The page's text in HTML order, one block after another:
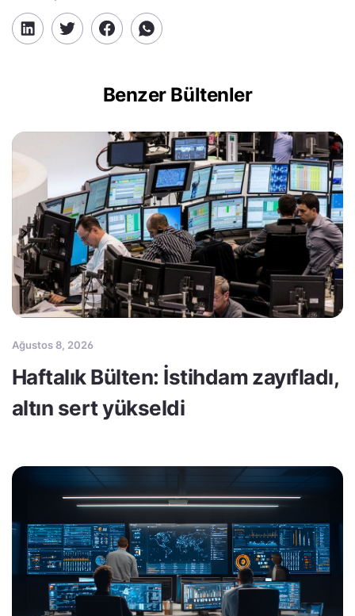
Benzer Bültenler
Ağustos 8, 2026
Haftalık Bülten: İstihdam zayıfladı,
altın sert yükseldi